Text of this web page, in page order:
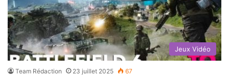
Jeux Vidéo
Team Rédaction 23 juillet 2025 67